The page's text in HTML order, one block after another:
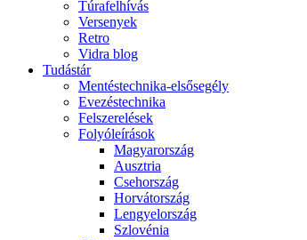
Túrafelhívás
Versenyek
Retro
Vidra blog
Tudástár
Mentéstechnika-elsősegély
Evezéstechnika
Felszerelések
Folyóleírások
Magyarország
Ausztria
Csehország
Horvátország
Lengyelország
Szlovénia